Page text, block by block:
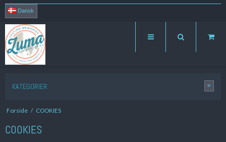
Dansk
KATEGORIER
Forside / COOKIES
COOKIES